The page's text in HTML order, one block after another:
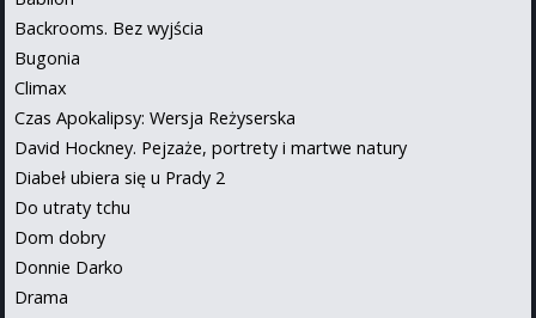
Backrooms. Bez wyjścia
Bugonia
Climax
Czas Apokalipsy: Wersja Reżyserska
David Hockney. Pejzaże, portrety i martwe natury
Diabeł ubiera się u Prady 2
Do utraty tchu
Dom dobry
Donnie Darko
Drama